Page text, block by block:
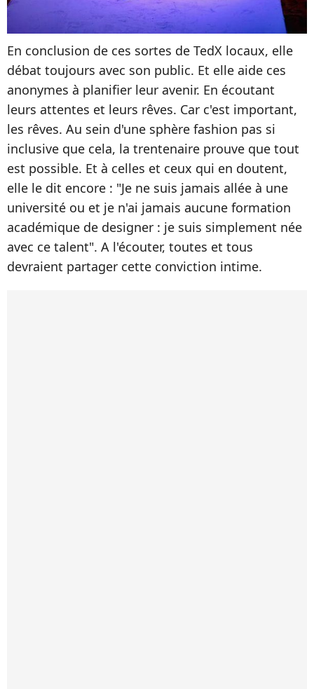
En conclusion de ces sortes de TedX locaux, elle
débat toujours avec son public. Et elle aide ces
anonymes à planifier leur avenir. En écoutant
leurs attentes et leurs rêves. Car c'est important,
les rêves. Au sein d'une sphère fashion pas si
inclusive que cela, la trentenaire prouve que tout
est possible. Et à celles et ceux qui en doutent,
elle le dit encore : "Je ne suis jamais allée à une
université ou et je n'ai jamais aucune formation
académique de designer : je suis simplement née
avec ce talent". A l'écouter, toutes et tous
devraient partager cette conviction intime.